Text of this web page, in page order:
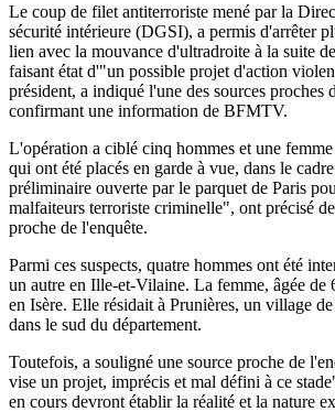
Le coup de filet antiterroriste mené par la
sécurité intérieure (DGSI), a permis d'arrêter
lien avec la mouvance d'ultradroite à la suite
faisant état d'"un possible projet d'action
président, a indiqué l'une des sources proches
confirmant une information de BFMTV.
L'opération a ciblé cinq hommes et une femme
qui ont été placés en garde à vue, dans le
préliminaire ouverte par le parquet de Paris
malfaiteurs terroriste criminelle", ont précisé
proche de l'enquête.
Parmi ces suspects, quatre hommes ont été
un autre en Ille-et-Vilaine. La femme, âgée de
en Isère. Elle résidait à Prunières, un village
dans le sud du département.
Toutefois, a souligné une source proche de
vise un projet, imprécis et mal défini à ce
en cours devront établir la réalité et la nature